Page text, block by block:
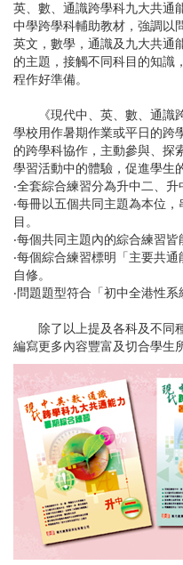
英、數、通識跨學科九大共通
中學跨學科輔助教材，強調以
英文，數學，通識及九大共通
的主題，接觸不同科目的知識
程作好準備。
《現代中、英、數、通
學校用作暑期作業或平日的跨
的跨學科協作，主動參與、探
學習活動中的體驗，促進學生
‧全套綜合練習分為升中二、升
‧每冊以五個共同主題為本位
目。
‧每個共同主題內的綜合練習皆
‧每個綜合練習標明「主要共
自修。
‧問題題型符合「初中全港性系
除了以上提及各科及不同
編寫更多內容豐富及切合學生